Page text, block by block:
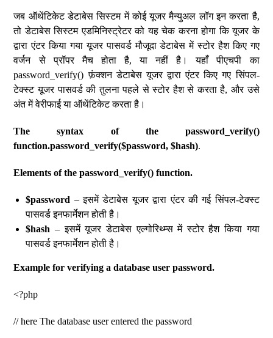
जब ऑथेंटिकेट डेटाबेस सिस्टम में कोई यूजर मैन्युअल लॉग इन करता है,
तो डेटाबेस सिस्टम एडमिनिस्ट्रेटर को यह चेक करना होगा कि यूजर के
द्वारा एंटर किया गया यूजर पासवर्ड मौजूदा डेटाबेस में स्टोर हैश किए गए
वर्जन से प्रॉपर मैच होता है, या नहीं है। यहाँ पीएचपी का
password_verify() फ़ंक्शन डेटाबेस यूजर द्वारा एंटर किए गए सिंपल-
टेक्स्ट यूजर पासवर्ड की तुलना पहले से स्टोर हैश से करता है, और उसे
अंत में वेरीफाई या ऑथेंटिकेट करता है।
The syntax of the password_verify()
function.password_verify($password, $hash).
Elements of the password_verify() function.
$password – इसमें डेटाबेस यूजर द्वारा एंटर की गई सिंपल-टेक्स्ट
पासवर्ड इनफार्मेशन होती है।
$hash – इसमें यूजर डेटाबेस एल्गोरिथ्म्स में स्टोर हैश किया गया
पासवर्ड इनफार्मेशन होती है।
Example for verifying a database user password.
<?php
// here The database user entered the password